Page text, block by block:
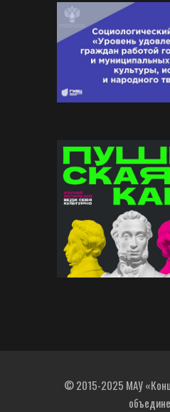
© 2015-2025 МАУ